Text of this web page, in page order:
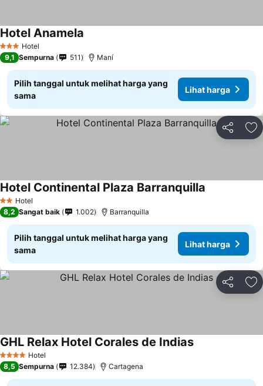
3 BintangHotel
Hotel Anamela
9,1 Sempurna 511 Maní
Pilih tanggal untuk melihat harga yang
sama
Lihat harga
Bagikan
2 Bintang
Hotel
Hotel Continental Plaza Barranquilla
8,2 Sangat baik 1.002 Barranquilla
Pilih tanggal untuk melihat harga yang
sama
Lihat harga
Bagikan
4 BintangHotel
GHL Relax Hotel Corales de Indias
8,5 Sempurna 12.384 Cartagena